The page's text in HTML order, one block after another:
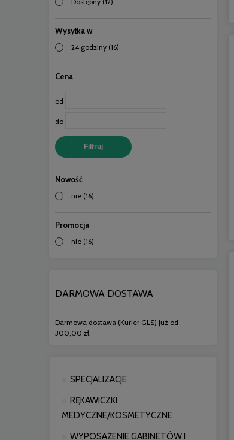
Wysyłka w
24 godziny (16)
Cena
od
do
Filtruj
Nowość
nie (16)
Promocja
nie (16)
DARMOWA DOSTAWA
Darmowa dostawa (Kurier GLS) już od
300,00 zł.
SPECJALIZACJE
RĘKAWICZKI
MEDYCZNE/KOSMETYCZNE
WYPOSAŻENIE GABINETÓW I